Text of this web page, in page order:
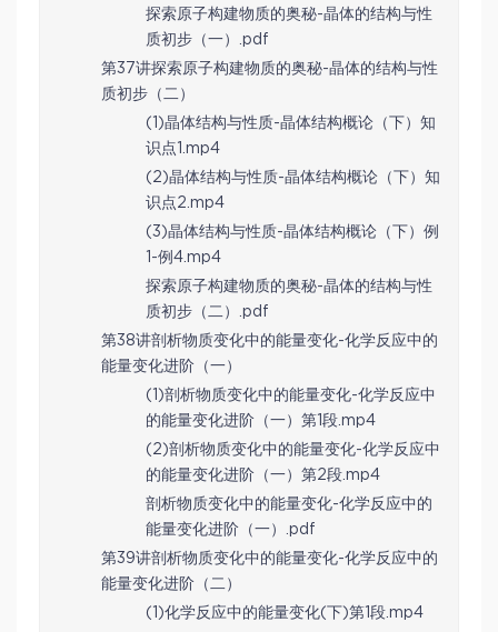
探索原子构建物质的奥秘-晶体的结构与性
质初步（一）.pdf
第37讲探索原子构建物质的奥秘-晶体的结构与性
质初步（二）
(1)晶体结构与性质-晶体结构概论（下）知
识点1.mp4
(2)晶体结构与性质-晶体结构概论（下）知
识点2.mp4
(3)晶体结构与性质-晶体结构概论（下）例
1-例4.mp4
探索原子构建物质的奥秘-晶体的结构与性
质初步（二）.pdf
第38讲剖析物质变化中的能量变化-化学反应中的
能量变化进阶（一）
(1)剖析物质变化中的能量变化-化学反应中
的能量变化进阶（一）第1段.mp4
(2)剖析物质变化中的能量变化-化学反应中
的能量变化进阶（一）第2段.mp4
剖析物质变化中的能量变化-化学反应中的
能量变化进阶（一）.pdf
第39讲剖析物质变化中的能量变化-化学反应中的
能量变化进阶（二）
(1)化学反应中的能量变化(下)第1段.mp4